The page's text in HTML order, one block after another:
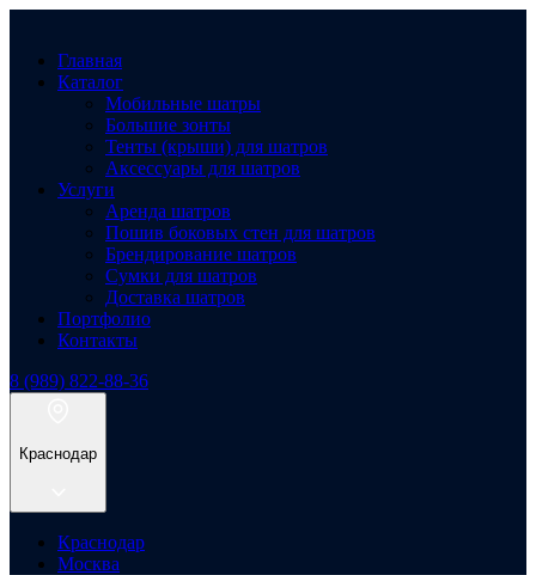
Главная
Каталог
Мобильные шатры
Большие зонты
Тенты (крыши) для шатров
Аксессуары для шатров
Услуги
Аренда шатров
Пошив боковых стен для шатров
Брендирование шатров
Сумки для шатров
Доставка шатров
Портфолио
Контакты
8 (989) 822-88-36
Краснодар
Краснодар
Москва